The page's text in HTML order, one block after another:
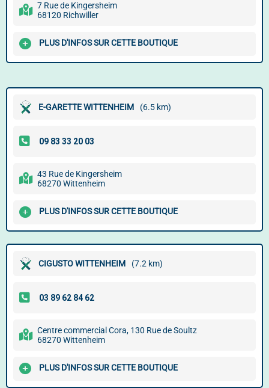
7 Rue de Kingersheim
68120 Richwiller
PLUS D'INFOS SUR CETTE BOUTIQUE
E-GARETTE WITTENHEIM (6.5 km)
43 Rue de Kingersheim
68270 Wittenheim
PLUS D'INFOS SUR CETTE BOUTIQUE
CIGUSTO WITTENHEIM (7.2 km)
Centre commercial Cora, 130 Rue de Soultz
68270 Wittenheim
PLUS D'INFOS SUR CETTE BOUTIQUE